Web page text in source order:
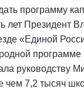
программу
лет Президент
«Единой
руководству
чем 7,2 тысяч